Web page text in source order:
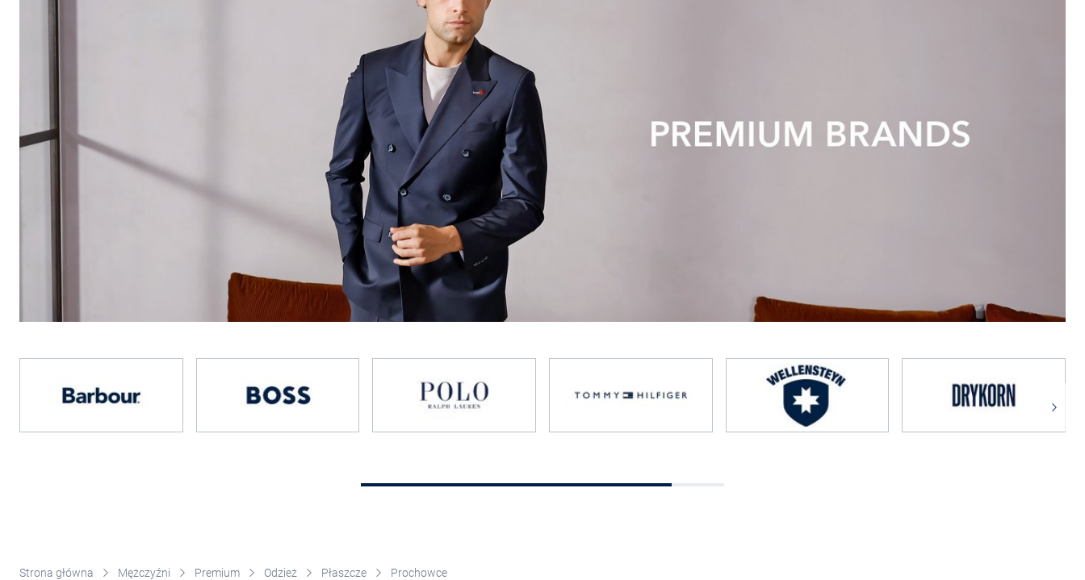
Strona główna Mężczyźni Premium Odzież Płaszcze Prochowce